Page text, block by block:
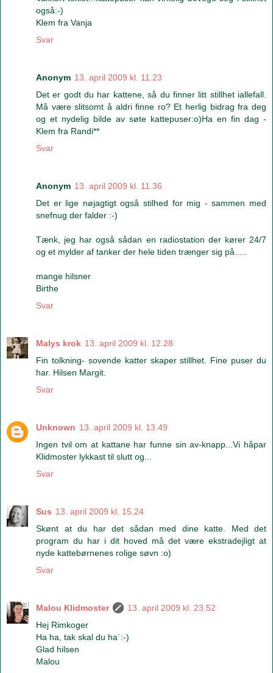
også:-)
Klem fra Vanja
Svar
Anonym 13. april 2009 kl. 11.23
Det er godt du har kattene, så du finner litt stillhet iallefall.
Må være slitsomt å aldri finne ro? Et herlig bidrag fra deg
og et nydelig bilde av søte kattepuser:o)Ha en fin dag -
Klem fra Randi**
Svar
Anonym 13. april 2009 kl. 11.36
Det er lige nøjagtigt også stilhed for mig - sammen med
snefnug der falder :-)
Tænk, jeg har også sådan en radiostation der kører 24/7
og et mylder af tanker der hele tiden trænger sig på.....
mange hilsner
Birthe
Svar
Malys krok 13. april 2009 kl. 12.28
Fin tolkning- sovende katter skaper stillhet. Fine puser du
har. Hilsen Margit.
Svar
Unknown 13. april 2009 kl. 13.49
Ingen tvil om at kattane har funne sin av-knapp...Vi håpar
Klidmoster lykkast til slutt og...
Svar
Sus 13. april 2009 kl. 15.24
Skønt at du har det sådan med dine katte. Med det
program du har i dit hoved må det være ekstradejligt at
nyde kattebørnenes rolige søvn :o)
Svar
Malou Klidmoster
13. april 2009 kl. 23.52
Hej Rimkoger
Ha ha, tak skal du ha´:-)
Glad hilsen
Malou